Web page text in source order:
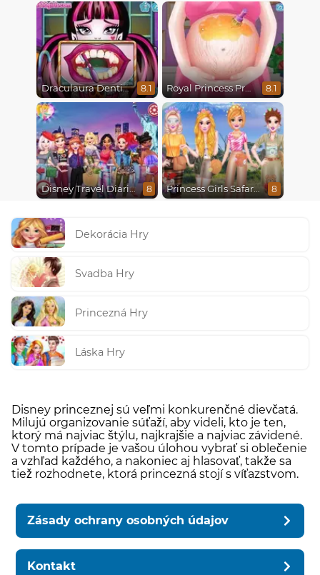
Draculaura Dentist 8.1 Royal Princess Pregnant 8.1
Disney Travel Diaries: City Break 8 Princess Girls Safari Trip 8
Dekorácia Hry
Svadba Hry
Princezná Hry
Láska Hry
Disney princeznej sú veľmi konkurenčné dievčatá.
Milujú organizovanie súťaží, aby videli, kto je ten,
ktorý má najviac štýlu, najkrajšie a najviac závidené.
V tomto prípade je vašou úlohou vybrať si oblečenie
a vzhľad každého, a nakoniec aj hlasovať, takže sa
tiež rozhodnete, ktorá princezná stojí s víťazstvom.
Zásady ochrany osobných údajov
Kontakt